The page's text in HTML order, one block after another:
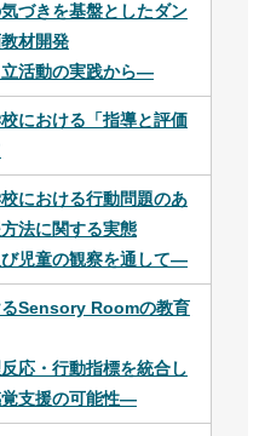
づきを基盤としたダン
材開発
活動の実践から―
における「指導と評価
における行動問題のあ
法に関する実態
児童の観察を通して―
Sensory Roomの教育
応・行動指標を統合し
支援の可能性―